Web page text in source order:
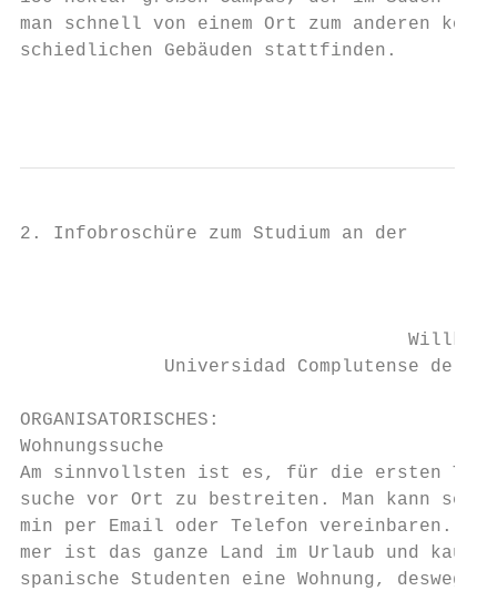
man schnell von einem Ort zum anderen
schiedlichen Gebäuden stattfinden.
2. Infobroschüre zum Studium an der
Universidad Complutense de
ORGANISATORISCHES:
Wohnungssuche
Am sinnvollsten ist es, für die ersten Tage
suche vor Ort zu bestreiten. Man kann sehr
min per Email oder Telefon vereinbaren.
mer ist das ganze Land im Urlaub und
spanische Studenten eine Wohnung,